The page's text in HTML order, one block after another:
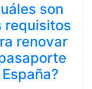
son
requisitos
renovar